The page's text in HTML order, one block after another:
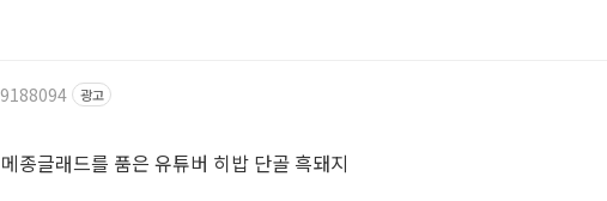
광고
종글래드를 품은 유튜버 히밥 단골 흑돼지